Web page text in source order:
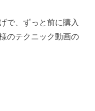
で、ずっと前に購入
のテクニック動画の